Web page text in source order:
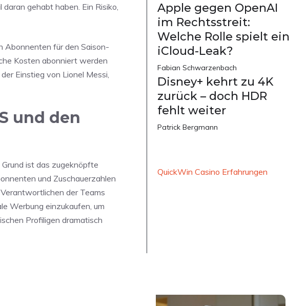
gehabt haben. Ein Risiko,
Abonnenten für den Saison-
Kosten abonniert werden
Einstieg von Lionel Messi,
und den
ist das zugeknöpfte
und Zuschauerzahlen
der Teams
Werbung einzukaufen, um
Profiligen dramatisch
Apple gegen OpenAI
im Rechtsstreit:
Welche Rolle spielt ein
iCloud-Leak?
Fabian Schwarzenbach
Disney+ kehrt zu 4K
zurück – doch HDR
fehlt weiter
Patrick Bergmann
QuickWin Casino Erfahrungen